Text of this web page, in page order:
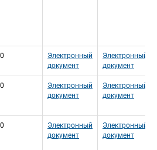
Электронный
документ
Электронный
документ
Электронный
документ
Электронный
документ
Электронный
документ
Электронный
документ